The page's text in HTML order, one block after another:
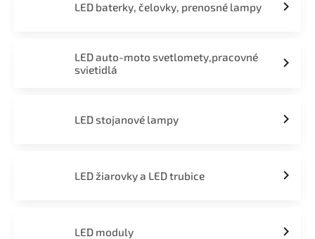
LED baterky, čelovky, prenosné lampy
LED auto-moto svetlomety,pracovné
svietidlá
LED stojanové lampy
LED žiarovky a LED trubice
LED moduly